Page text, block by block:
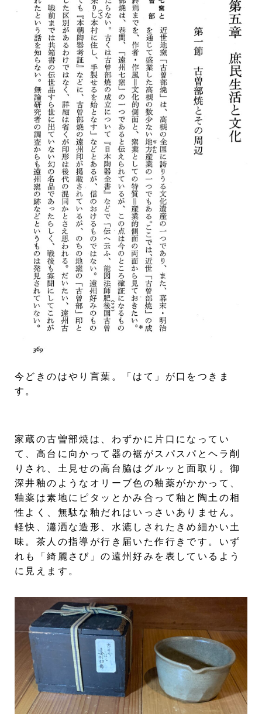
今どきのはやり言葉。「はて」が口をつきま
す。
家蔵の古曽部焼は、わずかに片口になってい
て、高台に向かって器の裾がスパスパとヘラ削
りされ、土見せの高台脇はグルッと面取り。御
深井釉のようなオリーブ色の釉薬がかかって、
釉薬は素地にピタッとかみ合って釉と陶土の相
性よく、無駄な釉だれはいっさいありません。
軽快、瀟洒な造形、水漉しされたきめ細かい土
味。茶人の指導が行き届いた作行きです。いず
れも「綺麗さび」の遠州好みを表しているよう
に見えます。